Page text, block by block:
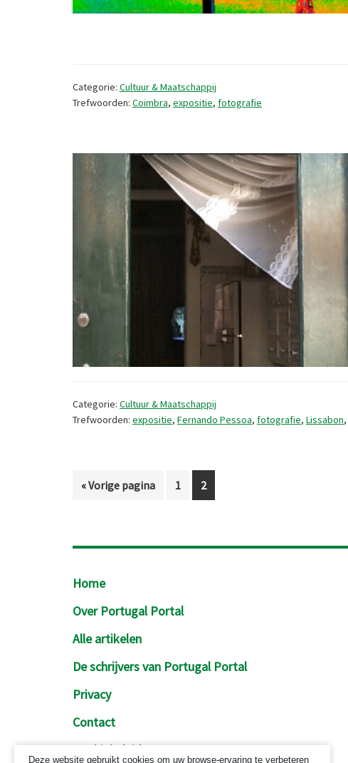
Categorie: Cultuur & Maatschappij
Trefwoorden: Coimbra, expositie, fotografie
Categorie: Cultuur & Maatschappij
Trefwoorden: expositie, Fernando Pessoa, fotografie, Lissabon,
«Ga
Vorige pagina Pagina
1 Pagina
2
Footer
Home
Over Portugal Portal
Alle artikelen
De schrijvers van Portugal Portal
Privacy
Contact
Cookiebeleid
Deze website gebruikt cookies om uw browse-ervaring te verbeteren